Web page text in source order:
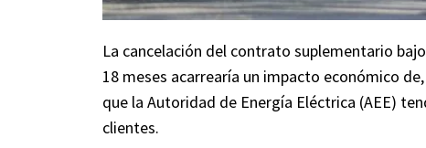
La cancelación del contrato suplementario
18 meses acarrearía un impacto económico
que la Autoridad de Energía Eléctrica (AEE)
clientes.